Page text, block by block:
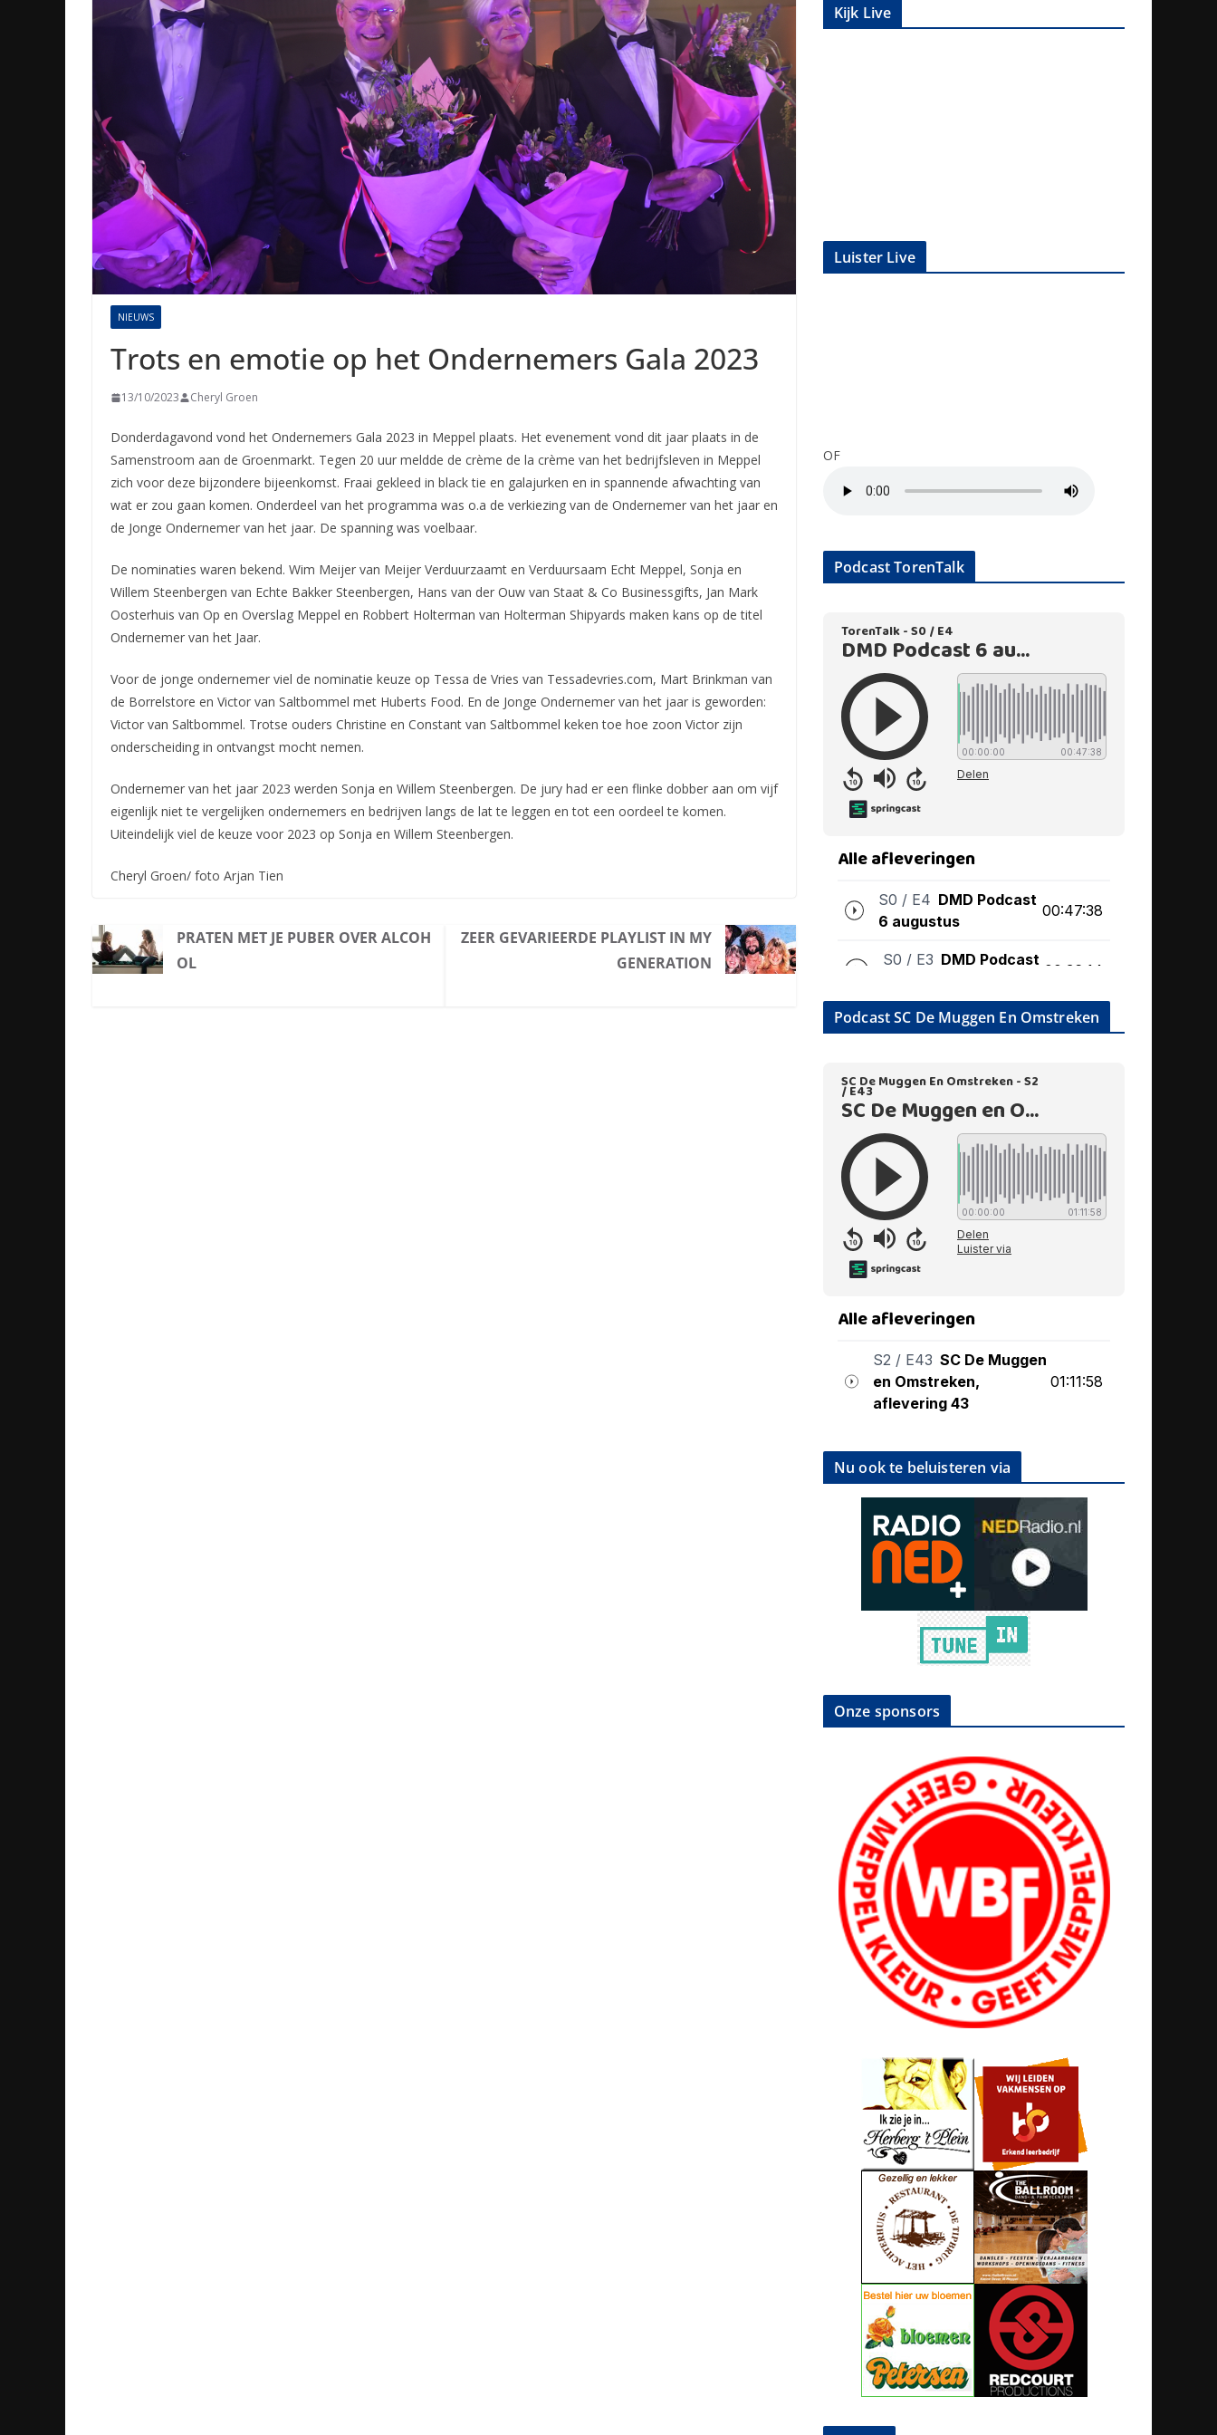
NIEUWS
Trots en emotie op het Ondernemers Gala 2023
13/10/2023 Cheryl Groen
Donderdagavond vond het Ondernemers Gala 2023 in Meppel plaats. Het evenement vond dit jaar plaats in de
Samenstroom aan de Groenmarkt. Tegen 20 uur meldde de crème de la crème van het bedrijfsleven in Meppel
zich voor deze bijzondere bijeenkomst. Fraai gekleed in black tie en galajurken en in spannende afwachting van
wat er zou gaan komen. Onderdeel van het programma was o.a de verkiezing van de Ondernemer van het jaar en
de Jonge Ondernemer van het jaar. De spanning was voelbaar.
De nominaties waren bekend. Wim Meijer van Meijer Verduurzaamt en Verduursaam Echt Meppel, Sonja en
Willem Steenbergen van Echte Bakker Steenbergen, Hans van der Ouw van Staat & Co Businessgifts, Jan Mark
Oosterhuis van Op en Overslag Meppel en Robbert Holterman van Holterman Shipyards maken kans op de titel
Ondernemer van het Jaar.
Voor de jonge ondernemer viel de nominatie keuze op Tessa de Vries van Tessadevries.com, Mart Brinkman van
de Borrelstore en Victor van Saltbommel met Huberts Food. En de Jonge Ondernemer van het jaar is geworden:
Victor van Saltbommel. Trotse ouders Christine en Constant van Saltbommel keken toe hoe zoon Victor zijn
onderscheiding in ontvangst mocht nemen.
Ondernemer van het jaar 2023 werden Sonja en Willem Steenbergen. De jury had er een flinke dobber aan om vijf
eigenlijk niet te vergelijken ondernemers en bedrijven langs de lat te leggen en tot een oordeel te komen.
Uiteindelijk viel de keuze voor 2023 op Sonja en Willem Steenbergen.
Cheryl Groen/ foto Arjan Tien
PRATEN MET JE PUBER OVER ALCOH
OL
ZEER GEVARIEERDE PLAYLIST IN MY
GENERATION
Kijk Live
Luister Live
OF
Podcast TorenTalk
Podcast SC De Muggen En Omstreken
Nu ook te beluisteren via
Onze sponsors